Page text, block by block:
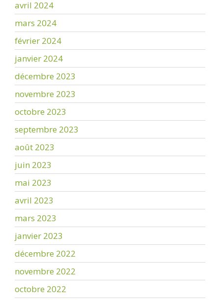
avril 2024
mars 2024
février 2024
janvier 2024
décembre 2023
novembre 2023
octobre 2023
septembre 2023
août 2023
juin 2023
mai 2023
avril 2023
mars 2023
janvier 2023
décembre 2022
novembre 2022
octobre 2022